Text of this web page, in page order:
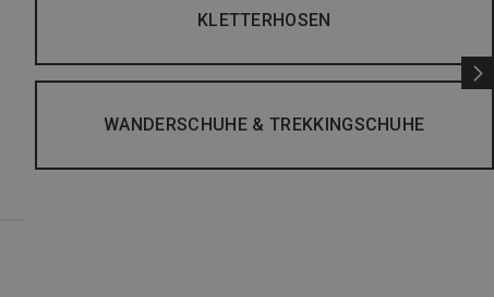
KLETTERHOSEN
WANDERSCHUHE & TREKKINGSCHUHE